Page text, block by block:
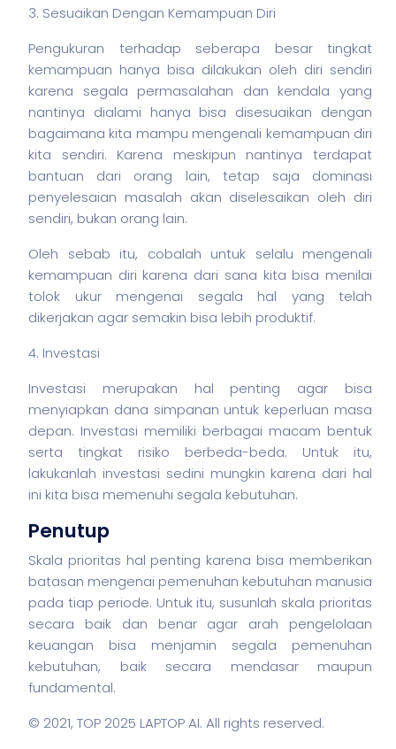
3. Sesuaikan Dengan Kemampuan Diri
Pengukuran terhadap seberapa besar tingkat
kemampuan hanya bisa dilakukan oleh diri sendiri
karena segala permasalahan dan kendala yang
nantinya dialami hanya bisa disesuaikan dengan
bagaimana kita mampu mengenali kemampuan diri
kita sendiri. Karena meskipun nantinya terdapat
bantuan dari orang lain, tetap saja dominasi
penyelesaian masalah akan diselesaikan oleh diri
sendiri, bukan orang lain.
Oleh sebab itu, cobalah untuk selalu mengenali
kemampuan diri karena dari sana kita bisa menilai
tolok ukur mengenai segala hal yang telah
dikerjakan agar semakin bisa lebih produktif.
4. Investasi
Investasi merupakan hal penting agar bisa
menyiapkan dana simpanan untuk keperluan masa
depan. Investasi memiliki berbagai macam bentuk
serta tingkat risiko berbeda-beda. Untuk itu,
lakukanlah investasi sedini mungkin karena dari hal
ini kita bisa memenuhi segala kebutuhan.
Penutup
Skala prioritas hal penting karena bisa memberikan
batasan mengenai pemenuhan kebutuhan manusia
pada tiap periode. Untuk itu, susunlah skala prioritas
secara baik dan benar agar arah pengelolaan
keuangan bisa menjamin segala pemenuhan
kebutuhan, baik secara mendasar maupun
fundamental.
© 2021, TOP 2025 LAPTOP AI. All rights reserved.